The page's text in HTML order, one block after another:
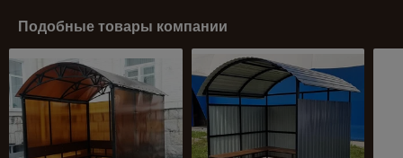
Подобные товары компании